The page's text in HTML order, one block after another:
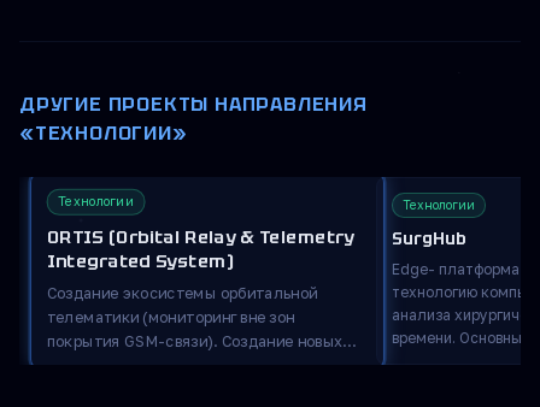
ДРУГИЕ ПРОЕКТЫ НАПРАВЛЕНИЯ
«ТЕХНОЛОГИИ»
Технологии
ORTIS (Orbital Relay & Telemetry
Integrated System)
Создание экосистемы орбитальной
телематики (мониторинг вне зон
покрытия GSM-связи). Создание новых
Технологии
SurgHub
Edge- платформа
технологию
анализа
времени. Основные ИИ-модули: 1)
Распознавание